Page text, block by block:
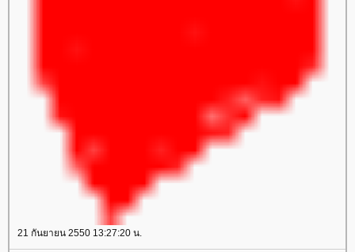
21 กันยายน 2550 13:27:20 น.